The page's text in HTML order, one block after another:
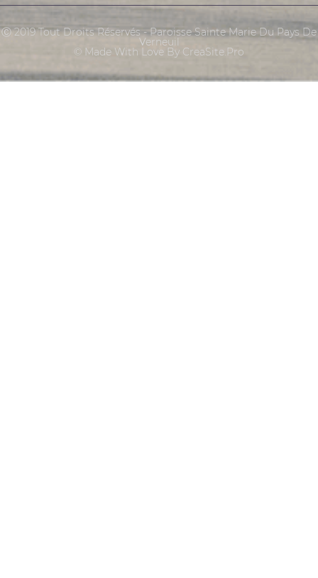
Ⓒ 2019 Tout Droits Réservés - Paroisse Sainte Marie Du Pays De
Verneuil
© Made With Love By CreaSite.Pro